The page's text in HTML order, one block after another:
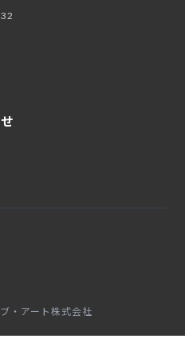
・アート株式会社